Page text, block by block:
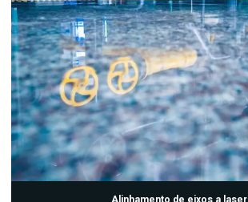
Empresas de manutenção preditiva
Inspeção preditiva
Inspeção termográfica
Inspeção termográfica em painéis elétricos
Laboratorio de analise de oleo
Laboratorio de analise de oleo isolante
Alinhamento de eixos a laser